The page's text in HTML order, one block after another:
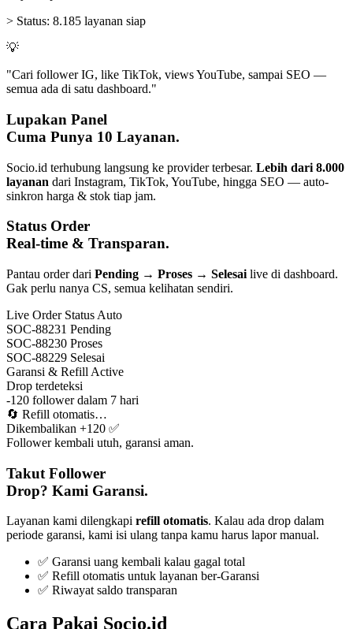
> Status: 8.185 layanan siap
💡
"Cari follower IG, like TikTok, views YouTube, sampai SEO —
semua ada di satu dashboard."
Lupakan Panel
Cuma Punya 10 Layanan.
Socio.id terhubung langsung ke provider terbesar. Lebih dari 8.000
layanan dari Instagram, TikTok, YouTube, hingga SEO — auto-
sinkron harga & stok tiap jam.
Status Order
Real-time & Transparan.
Pantau order dari Pending → Proses → Selesai live di dashboard.
Gak perlu nanya CS, semua kelihatan sendiri.
Live Order Status Auto
SOC-88231 Pending
SOC-88230 Proses
SOC-88229 Selesai
Garansi & Refill Active
Drop terdeteksi
-120 follower dalam 7 hari
🔄 Refill otomatis…
Dikembalikan +120 ✅
Follower kembali utuh, garansi aman.
Takut Follower
Drop? Kami Garansi.
Layanan kami dilengkapi refill otomatis. Kalau ada drop dalam
periode garansi, kami isi ulang tanpa kamu harus lapor manual.
✅ Garansi uang kembali kalau gagal total
✅ Refill otomatis untuk layanan ber-Garansi
✅ Riwayat saldo transparan
Cara Pakai Socio.id